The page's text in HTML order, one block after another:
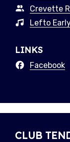
Crevette
Lefto
LINKS
Facebook
CLUB